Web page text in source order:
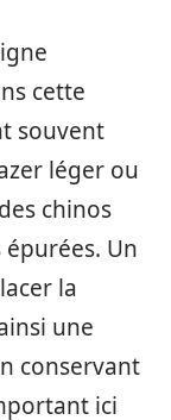
cette
souvent
léger ou
chinos
Un
la
une
conservant
ici